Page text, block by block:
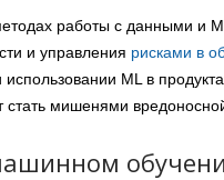
работы с данными и
и управления рисками в
использовании ML в
мишенями вредоносной